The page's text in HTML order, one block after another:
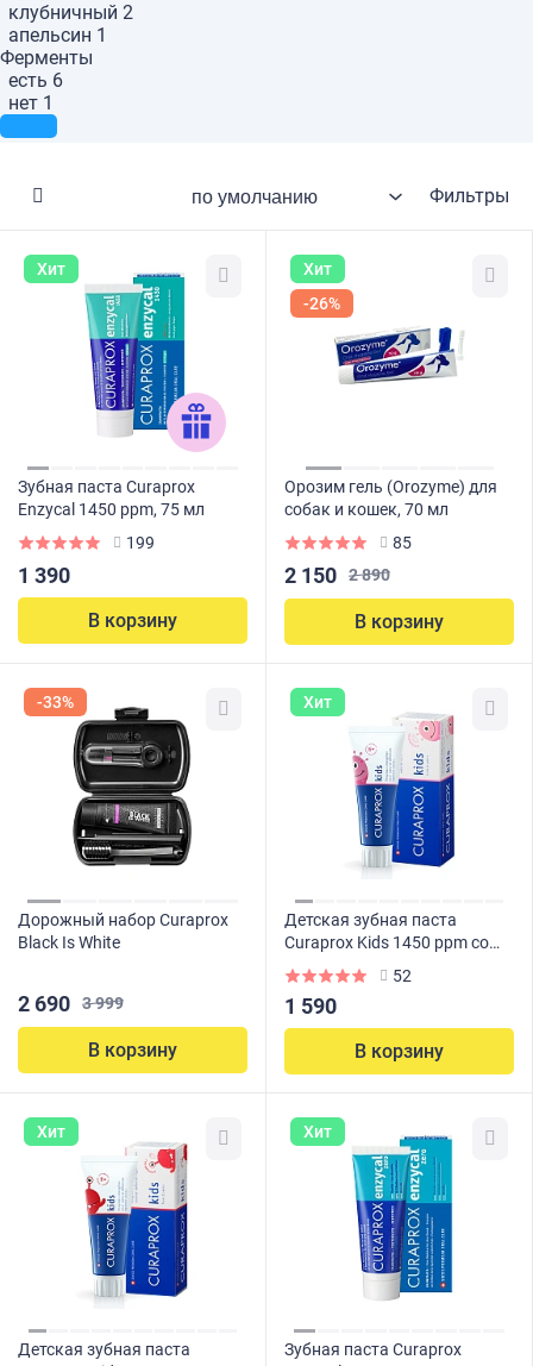
клубничный 2
апельсин 1
Ферменты
есть 6
нет 1
Фильтры
Хит
Зубная паста Curaprox
Enzycal 1450 ppm, 75 мл
199
1 390
В корзину
Хит
-26%
Орозим гель (Orozyme) для
собак и кошек, 70 мл
85
2 890
2 150
В корзину
-33%
Дорожный набор Curaprox
Black Is White
3 999
2 690
В корзину
Хит
Детская зубная паста
Curaprox Kids 1450 ppm со
вкусом арбуза (с 6 лет), 60
мл
52
1 590
В корзину
Хит
Детская зубная паста
Хит
Зубная паста Curaprox